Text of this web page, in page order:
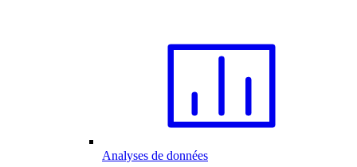
Analyses de données